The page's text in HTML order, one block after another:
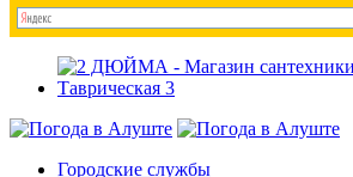
Городские службы